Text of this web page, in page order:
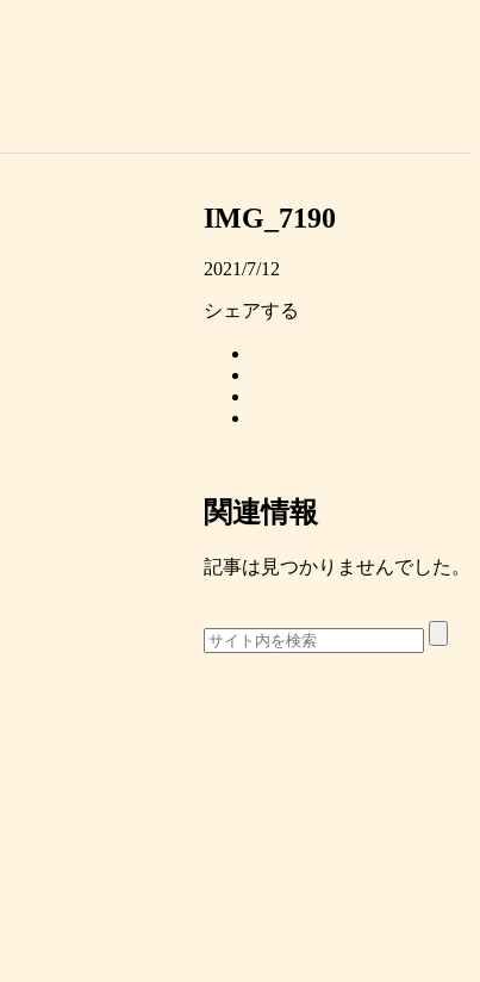
IMG_7190
2021/7/12
シェアする
関連情報
記事は見つかりませんでした。